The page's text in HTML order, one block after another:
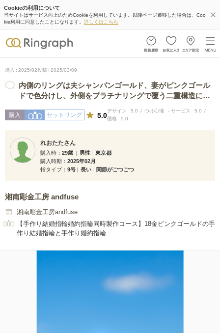
Cookieの利用について
当サイトはサービス向上のためCookieを利用しています。以降ページ遷移した場合は、Coo
kie利用に同意したことになります。 詳しくはこちら
購入 2025/02投稿 2025/03/09
内側のリングは夫シャンパンゴールド、妻がピンクゴール
ドで色分けし、外側をプラチナリングで覆う二重構造にし
購入 セットリング 5.0
デザイン 5.0 つけ心地 - サービス
5.0
価格
5.0
れおたたさん
購入時 29歳 男性
東京都
購入時期
2025年02月
指タイプ
9号 長い 関節がごつごつ
湘南彫金工房 andfuse
湘南彫金工房andfuse
【手作り結婚指輪婚約指輪同時製作コース】18金ピンクゴールドの手
作り結婚指輪と手作り婚約指輪